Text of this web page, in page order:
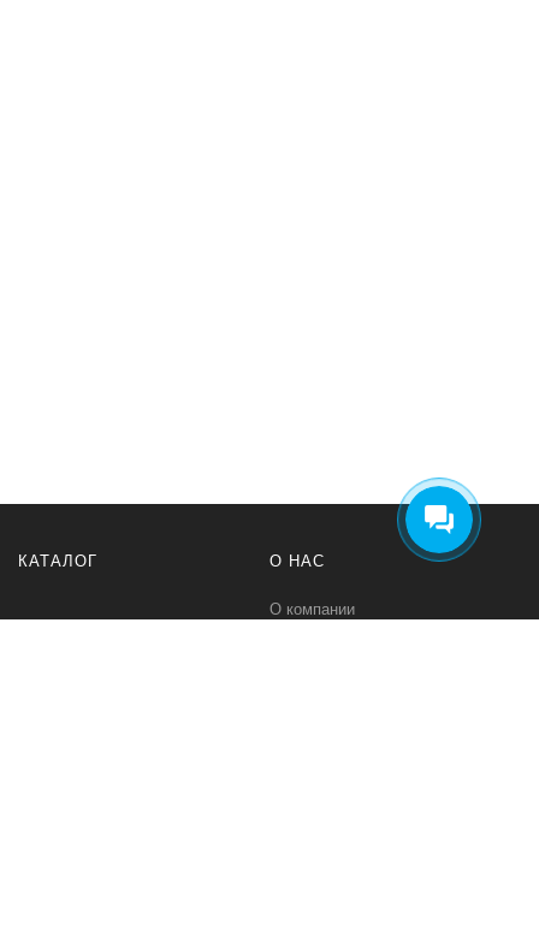
КАТАЛОГ О НАС
О компании